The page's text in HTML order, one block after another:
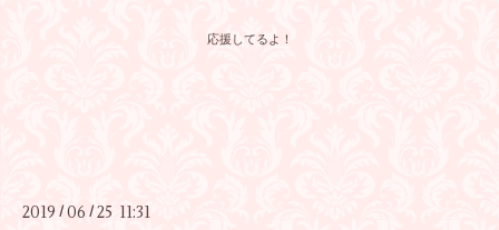
応援してるよ！
2019 / 06 /25 11:31